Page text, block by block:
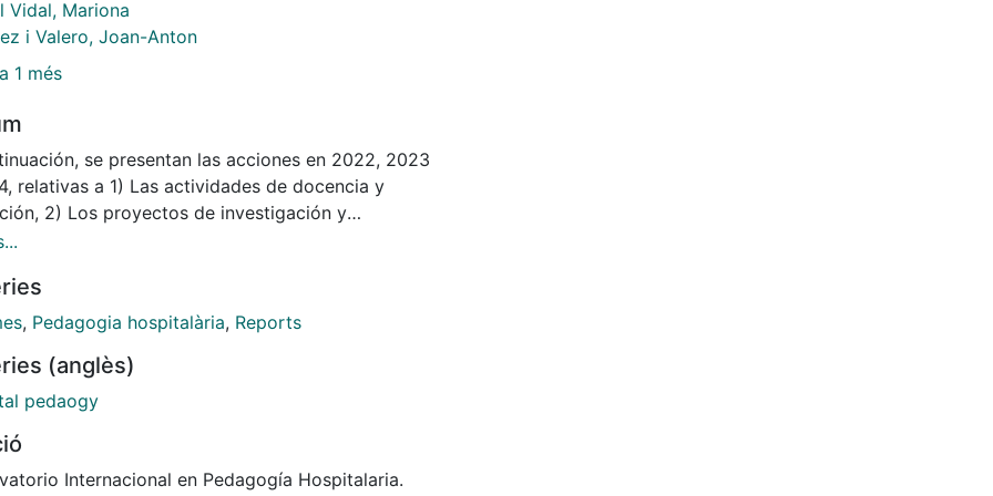
Vidal, Mariona
i Valero, Joan-Anton
1 més
se presentan las acciones en 2022, 2023
relativas a 1) Las actividades de docencia y
2) Los proyectos de investigación y
de retención de talento y fomento de la
externa y mayor visibilidad y 4) La publicación
participantes en
Violant-Holz (Directora), Carlota Rodríguez
Cristina Alonso, M. Teresa Anguera, Anna
Sánchez y Núria Serrat. Esta memoria ha sido
por Verónica Violant y Carlota Rodríguez,
, Pedagogia hospitalària, Reports
(anglès)
pedaogy
Internacional en Pedagogía Hospitalaria.